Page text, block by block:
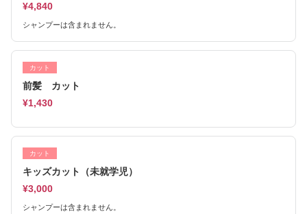
¥4,840
シャンプーは含まれません。
カット
前髪 カット
¥1,430
カット
キッズカット（未就学児）
¥3,000
シャンプーは含まれません。